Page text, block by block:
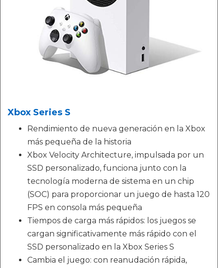
Xbox Series S
Rendimiento de nueva generación en la Xbox
más pequeña de la historia
Xbox Velocity Architecture, impulsada por un
SSD personalizado, funciona junto con la
tecnología moderna de sistema en un chip
(SOC) para proporcionar un juego de hasta 120
FPS en consola más pequeña
Tiempos de carga más rápidos: los juegos se
cargan significativamente más rápido con el
SSD personalizado en la Xbox Series S
Cambia el juego: con reanudación rápida,